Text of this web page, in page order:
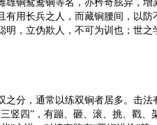
雄锏鸳鸯锏等名，亦矜奇胘异，
有用长兵之人，而藏锏腰间，以
明，立伪欺人，不可为训也；世之
之分，通常以练双锏者居多。击法
竖四” ，有蹦、砸、滚、挑、戳